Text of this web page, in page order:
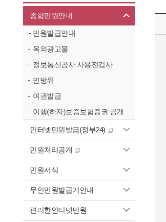
종합민원안내
민원발급안내
옥외광고물
정보통신공사 사용전검사
민방위
여권발급
이행(하자)보증보험증권 공개
인터넷민원발급(정부24)
민원처리공개
민원서식
무인민원발급기안내
편리한인터넷민원